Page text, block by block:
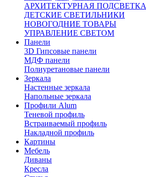
АРХИТЕКТУРНАЯ ПОДСВЕТКА
ДЕТСКИЕ СВЕТИЛЬНИКИ
НОВОГОДНИЕ ТОВАРЫ
УПРАВЛЕНИЕ СВЕТОМ
Панели
3D Гипсовые панели
МДФ панели
Полиуретановые панели
Зеркала
Настенные зеркала
Напольные зеркала
Профили Alum
Теневой профиль
Встраиваемый профиль
Накладной профиль
Картины
Мебель
Диваны
Кресла